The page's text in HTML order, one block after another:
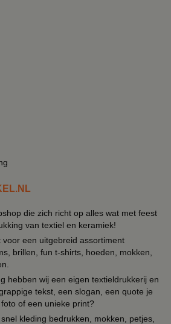
die zich richt op alles wat met feest
van textiel en keramiek!
een uitgebreid assortiment
brillen, fun t-shirts, hoeden, mokken,
hebben wij een eigen textieldrukkerij en
tekst, een slogan, een quote je
of een unieke print?
kleding bedrukken, mokken, petjes,